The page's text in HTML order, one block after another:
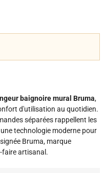
baignoire mural Bruma,
d'utilisation au quotidien.
séparées rappellent les
technologie moderne pour
Bruma, marque
faire artisanal.